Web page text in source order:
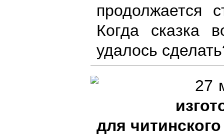
продолжается
Когда сказка
удалось
27
для